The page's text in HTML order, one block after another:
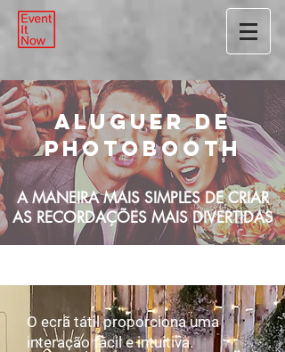
Aluguer de
PhotoBooth
A MANEIRA MAIS SIMPLES DE CRIAR
AS RECORDAÇÕES MAIS DIVERTIDAS
O ecrã tátil proporciona uma
interação fácil e intuitiva.